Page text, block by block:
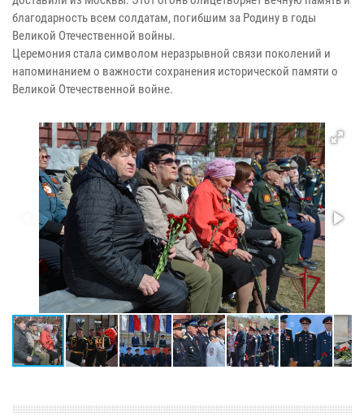
благодарность всем солдатам, погибшим за Родину в годы
Великой Отечественной войны.
Церемония стала символом неразрывной связи поколений и
напоминанием о важности сохранения исторической памяти о
Великой Отечественной войне.